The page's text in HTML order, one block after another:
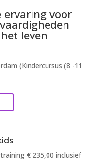
ervaring voor
leven
(Kindercursus (8 -11
€ 235,00 inclusief